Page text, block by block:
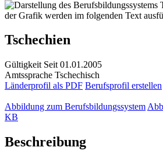
Tschechien
Gültigkeit Seit 01.01.2005
Amtssprache Tschechisch
Länderprofil als PDF Berufsprofil erstellen
Abbildung zum Berufsbildungssystem
KB
Beschreibung